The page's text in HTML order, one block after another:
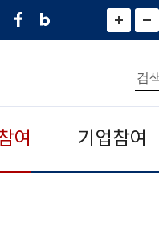
페
네
그
)
화
면
면
소
통
합
검
색
여 기업참여